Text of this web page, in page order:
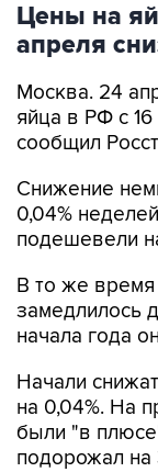
Цены на
апреля
Москва. 24
яйца в РФ с 16
сообщил
Снижение
0,04%
подешевели
В то же время
замедлилось
начала года
Начали
на 0,04%. На
были "в
подорожал на